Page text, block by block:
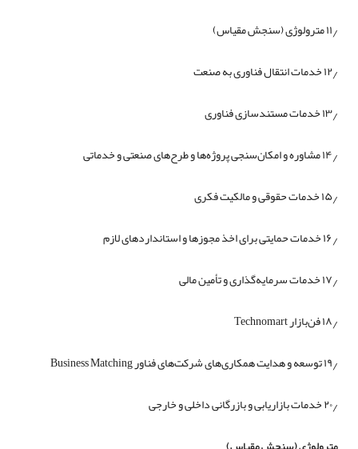
۱۱٫ مترولوژی (سنجش مقیاس)
۱۲٫ خدمات انتقال فناوری به صنعت
۱۳٫ خدمات مستندسازی فناوری
۱۴٫ مشاوره و امکان‌سنجی پروژه‌ها و طرح‌های صنعتی و خدماتی
۱۵٫ خدمات حقوقی و مالکیت فکری
۱۶٫ خدمات حمایتی برای اخذ مجوزها و استانداردهای لازم
۱۷٫ خدمات سرمایه‌گذاری و تأمین مالی
۱۸٫ فن‌بازار Technomart
۱۹٫ توسعه و هدایت همکاری‌های شرکت‌های فناور Business Matching
۲۰٫ خدمات بازاریابی و بازرگانی داخلی و خارجی